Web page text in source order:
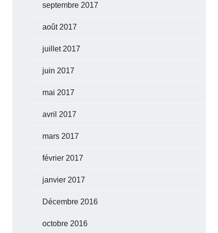
septembre 2017
août 2017
juillet 2017
juin 2017
mai 2017
avril 2017
mars 2017
février 2017
janvier 2017
Décembre 2016
octobre 2016